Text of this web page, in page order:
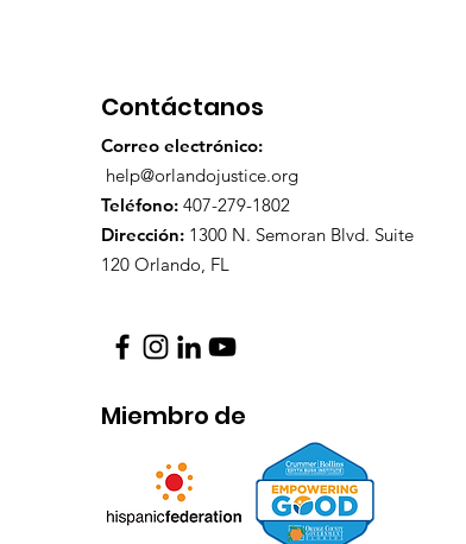
Contáctanos
Correo electrónico:
help@orlandojustice.org
Teléfono: 407-279-1802
Dirección: 1300 N. Semoran Blvd. Suite
120 Orlando, FL
Miembro de